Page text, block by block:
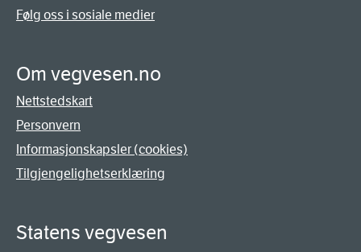
Følg oss i sosiale medier
Om vegvesen.no
Nettstedskart
Personvern
Informasjonskapsler (cookies)
Tilgjengelighetserklæring
Statens vegvesen